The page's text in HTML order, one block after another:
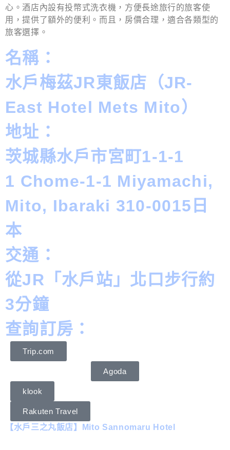
心。酒店內設有投幣式洗衣機，方便長途旅行的旅客使
用，提供了額外的便利。而且，房價合理，適合各類型的
旅客選擇。
名稱：
水戶梅茲JR東飯店（JR-
East Hotel Mets Mito）
地址：
茨城縣水戶市宮町1-1-1
1 Chome-1-1 Miyamachi,
Mito, Ibaraki 310-0015日
本
交通：
從JR「水戶站」北口步行約
3分鐘
查詢訂房：
Trip.com
Agoda
klook
Rakuten Travel
【水戶三之丸飯店】Mito Sannomaru Hotel